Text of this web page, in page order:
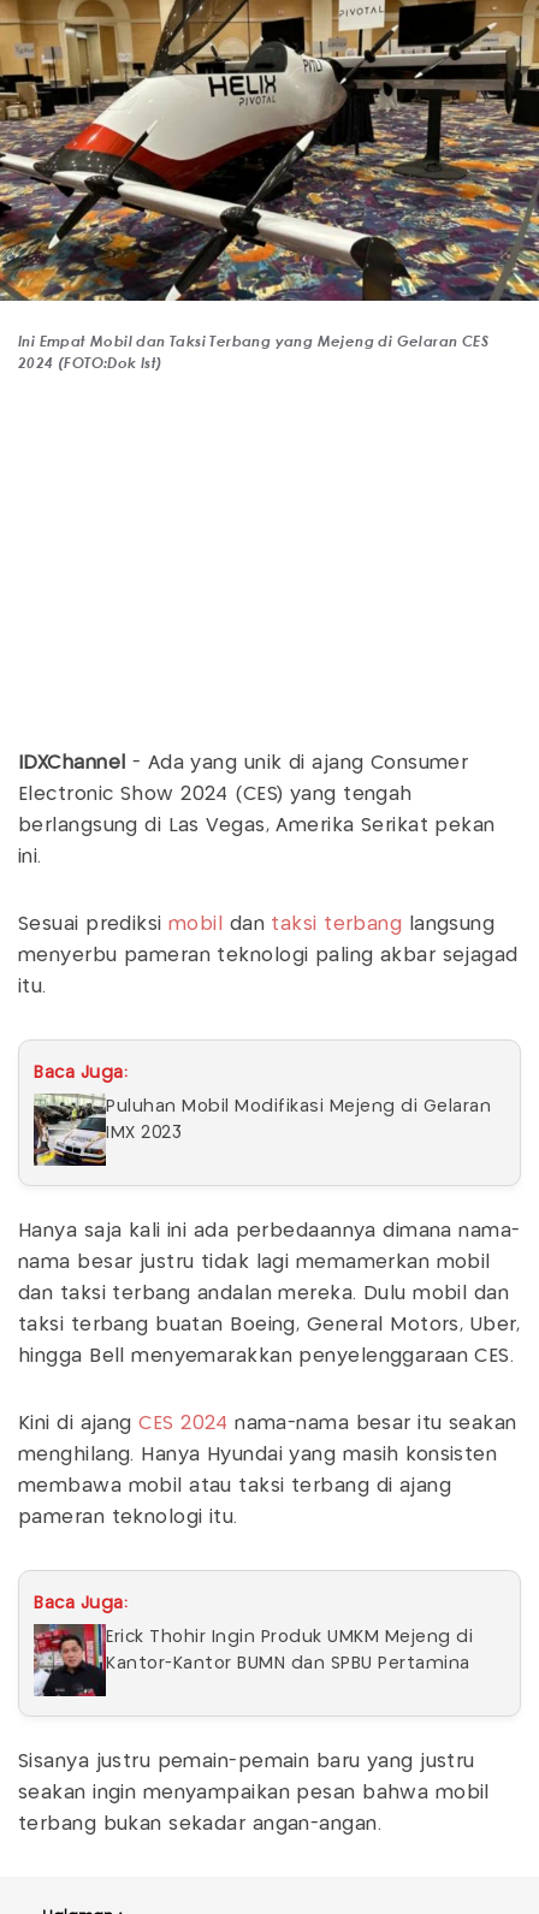
Ini Empat Mobil dan Taksi Terbang yang Mejeng di Gelaran CES
2024 (FOTO:Dok Ist)
IDXChannel
- Ada yang unik di ajang Consumer
Electronic Show 2024 (CES) yang tengah
berlangsung di Las Vegas, Amerika Serikat pekan
ini.
Sesuai prediksimobil dan taksi terbang langsung
menyerbu pameran teknologi paling akbar sejagad
itu.
Baca Juga:
Puluhan Mobil Modifikasi Mejeng di Gelaran
IMX 2023
Hanya saja kali ini ada perbedaannya dimana nama-
nama besar justru tidak lagi memamerkan mobil
dan taksi terbang andalan mereka. Dulu mobil dan
taksi terbang buatan Boeing, General Motors, Uber,
hingga Bell menyemarakkan penyelenggaraan CES.
Kini di ajangCES 2024 nama-nama besar itu seakan
menghilang. Hanya Hyundai yang masih konsisten
membawa mobil atau taksi terbang di ajang
pameran teknologi itu.
Baca Juga:
Erick Thohir Ingin Produk UMKM Mejeng di
Kantor-Kantor BUMN dan SPBU Pertamina
Sisanya justru pemain-pemain baru yang justru
seakan ingin menyampaikan pesan bahwa mobil
terbang bukan sekadar angan-angan.